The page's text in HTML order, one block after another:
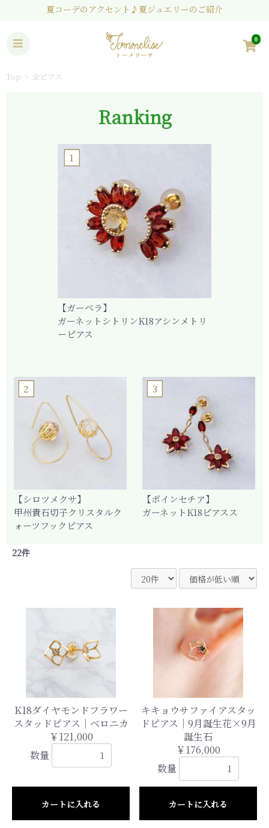
夏コーデのアクセント♪夏ジュエリーのご紹介
0
Top 全ピアス
Ranking
1
【ガーベラ】
ガーネットシトリンK18アシンメトリ
ーピアス
2
【シロツメクサ】
甲州貴石切子クリスタルク
ォーツフックピアス
3
【ポインセチア】
ガーネットK18ピアスス
22件
K18ダイヤモンドフラワー
スタッドピアス｜ベロニカ
￥121,000
数量
カートに入れる
キキョウサファイアスタッ
ドピアス｜9月誕生花×9月
誕生石
￥176,000
数量
カートに入れる